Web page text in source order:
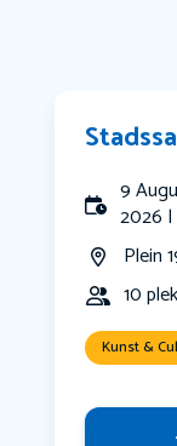
9
2026 |
Plein
10
Kunst &